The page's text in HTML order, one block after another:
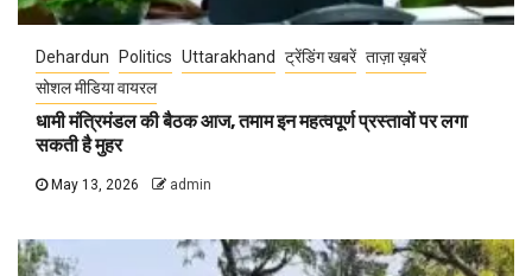
Dehardun Politics Uttarakhand ट्रेंडिंग खबरें ताज़ा ख़बरें
सोशल मीडिया वायरल
धामी मंत्रिमंडल की बैठक आज, तमाम इन महत्वपूर्ण प्रस्तावों पर लगा
सकती है मुहर
May 13, 2026 admin